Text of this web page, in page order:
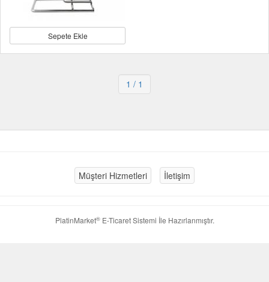
Sepete Ekle
1 / 1
Müşteri Hizmetleri İletişim
PlatinMarket®E-Ticaret Sistemi İle Hazırlanmıştır.